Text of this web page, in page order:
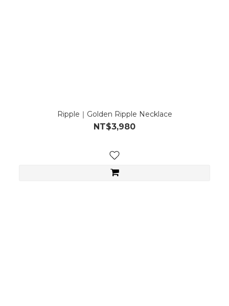
Ripple｜Golden Ripple Necklace
NT$3,980